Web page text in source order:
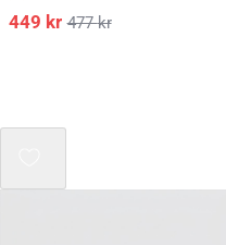
477kr
449 kr